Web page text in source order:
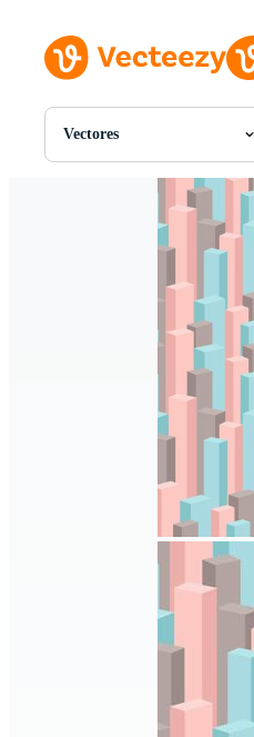
Vectores
Todas Imágenes
Gráficos en Movimiento
Imágenes Editoriales